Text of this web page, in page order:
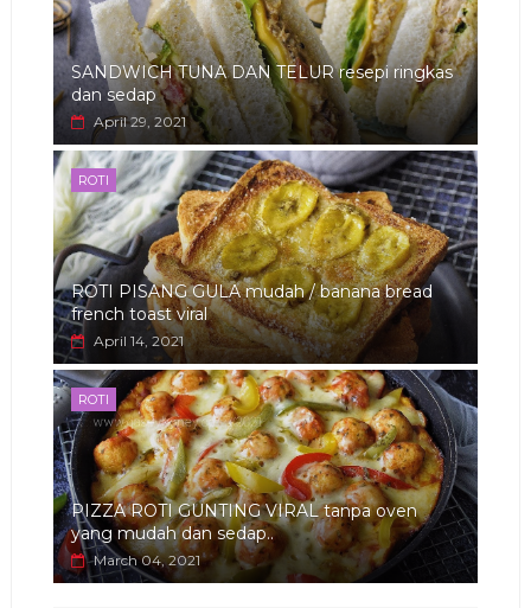
SANDWICH TUNA DAN TELUR resepi ringkas
dan sedap
April 29, 2021
ROTI
ROTI PISANG GULA mudah / banana bread
french toast viral
April 14, 2021
ROTI
PIZZA ROTI GUNTING VIRAL tanpa oven
yang mudah dan sedap..
March 04, 2021